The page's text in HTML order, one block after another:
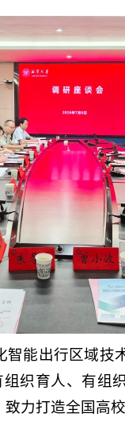
能出行区域技
织育人、有组
力打造全国高